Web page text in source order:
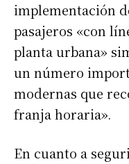
Suscribirme
Dirección de correo
implementación
pasajeros «con
planta urbana»
un número
modernas que
franja horaria».
En cuanto a